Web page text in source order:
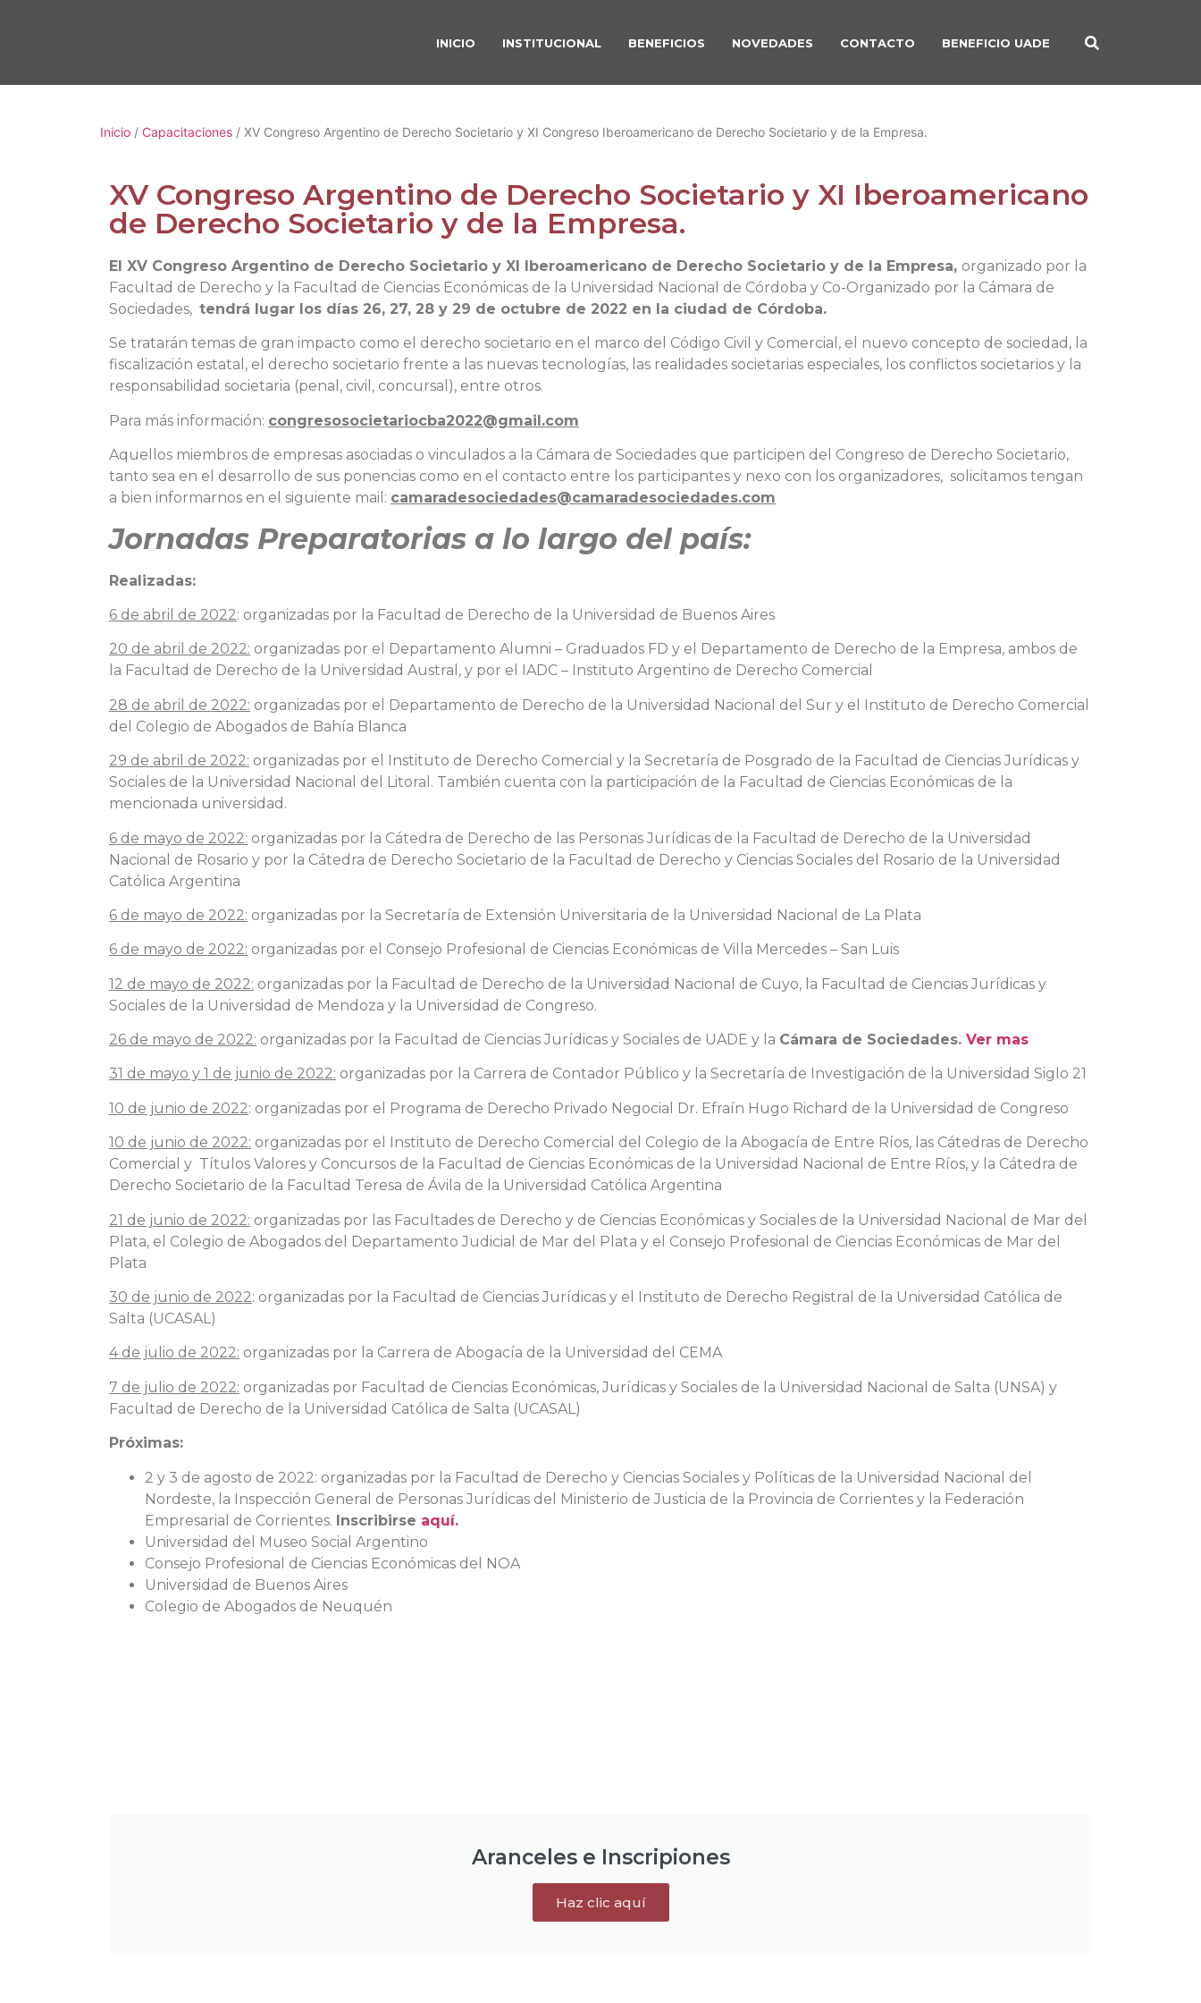
INICIO INSTITUCIONAL BENEFICIOS NOVEDADES CONTACTO BENEFICIO UADE
Inicio / Capacitaciones / XV Congreso Argentino de Derecho Societario y XI Congreso Iberoamericano de Derecho Societario y de la Empresa.
XV Congreso Argentino de Derecho Societario y XI Iberoamericano
de Derecho Societario y de la Empresa.
El XV Congreso Argentino de Derecho Societario y XI Iberoamericano de Derecho Societario y de la Empresa, organizado por la
Facultad de Derecho y la Facultad de Ciencias Económicas de la Universidad Nacional de Córdoba y Co-Organizado por la Cámara de
Sociedades, tendrá lugar los días 26, 27, 28 y 29 de octubre de 2022 en la ciudad de Córdoba.
Se tratarán temas de gran impacto como el derecho societario en el marco del Código Civil y Comercial, el nuevo concepto de sociedad, la
fiscalización estatal, el derecho societario frente a las nuevas tecnologías, las realidades societarias especiales, los conflictos societarios y la
responsabilidad societaria (penal, civil, concursal), entre otros.
Para más información: congresosocietariocba2022@gmail.com
Aquellos miembros de empresas asociadas o vinculados a la Cámara de Sociedades que participen del Congreso de Derecho Societario,
tanto sea en el desarrollo de sus ponencias como en el contacto entre los participantes y nexo con los organizadores, solicitamos tengan
a bien informarnos en el siguiente mail: camaradesociedades@camaradesociedades.com
Jornadas Preparatorias a lo largo del país:
Realizadas:
6 de abril de 2022: organizadas por la Facultad de Derecho de la Universidad de Buenos Aires
20 de abril de 2022: organizadas por el Departamento Alumni – Graduados FD y el Departamento de Derecho de la Empresa, ambos de
la Facultad de Derecho de la Universidad Austral, y por el IADC – Instituto Argentino de Derecho Comercial
28 de abril de 2022: organizadas por el Departamento de Derecho de la Universidad Nacional del Sur y el Instituto de Derecho Comercial
del Colegio de Abogados de Bahía Blanca
29 de abril de 2022: organizadas por el Instituto de Derecho Comercial y la Secretaría de Posgrado de la Facultad de Ciencias Jurídicas y
Sociales de la Universidad Nacional del Litoral. También cuenta con la participación de la Facultad de Ciencias Económicas de la
mencionada universidad.
6 de mayo de 2022: organizadas por la Cátedra de Derecho de las Personas Jurídicas de la Facultad de Derecho de la Universidad
Nacional de Rosario y por la Cátedra de Derecho Societario de la Facultad de Derecho y Ciencias Sociales del Rosario de la Universidad
Católica Argentina
6 de mayo de 2022: organizadas por la Secretaría de Extensión Universitaria de la Universidad Nacional de La Plata
6 de mayo de 2022: organizadas por el Consejo Profesional de Ciencias Económicas de Villa Mercedes – San Luis
12 de mayo de 2022: organizadas por la Facultad de Derecho de la Universidad Nacional de Cuyo, la Facultad de Ciencias Jurídicas y
Sociales de la Universidad de Mendoza y la Universidad de Congreso.
26 de mayo de 2022: organizadas por la Facultad de Ciencias Jurídicas y Sociales de UADE y la Cámara de Sociedades. Ver mas
31 de mayo y 1 de junio de 2022: organizadas por la Carrera de Contador Público y la Secretaría de Investigación de la Universidad Siglo 21
10 de junio de 2022: organizadas por el Programa de Derecho Privado Negocial Dr. Efraín Hugo Richard de la Universidad de Congreso
10 de junio de 2022: organizadas por el Instituto de Derecho Comercial del Colegio de la Abogacía de Entre Ríos, las Cátedras de Derecho
Comercial y Títulos Valores y Concursos de la Facultad de Ciencias Económicas de la Universidad Nacional de Entre Ríos, y la Cátedra de
Derecho Societario de la Facultad Teresa de Ávila de la Universidad Católica Argentina
21 de junio de 2022: organizadas por las Facultades de Derecho y de Ciencias Económicas y Sociales de la Universidad Nacional de Mar del
Plata, el Colegio de Abogados del Departamento Judicial de Mar del Plata y el Consejo Profesional de Ciencias Económicas de Mar del
Plata
30 de junio de 2022: organizadas por la Facultad de Ciencias Jurídicas y el Instituto de Derecho Registral de la Universidad Católica de
Salta (UCASAL)
4 de julio de 2022: organizadas por la Carrera de Abogacía de la Universidad del CEMA
7 de julio de 2022: organizadas por Facultad de Ciencias Económicas, Jurídicas y Sociales de la Universidad Nacional de Salta (UNSA) y
Facultad de Derecho de la Universidad Católica de Salta (UCASAL)
Próximas:
2 y 3 de agosto de 2022: organizadas por la Facultad de Derecho y Ciencias Sociales y Políticas de la Universidad Nacional del
Nordeste, la Inspección General de Personas Jurídicas del Ministerio de Justicia de la Provincia de Corrientes y la Federación
Empresarial de Corrientes. Inscribirse aquí.
Universidad del Museo Social Argentino
Consejo Profesional de Ciencias Económicas del NOA
Universidad de Buenos Aires
Colegio de Abogados de Neuquén
Aranceles e Inscripiones
Haz clic aquí